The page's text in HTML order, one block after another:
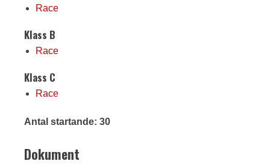
Race
Klass B
Race
Klass C
Race
Antal startande: 30
Dokument